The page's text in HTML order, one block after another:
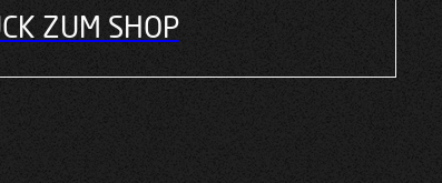
ZUM SHOP